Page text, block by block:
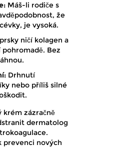
Máš-li rodiče s
že
je vysoká.
ničí kolagen a
Bez
Drhnutí
nebo příliš silné
krém zázračně
dermatolog
prevenci nových